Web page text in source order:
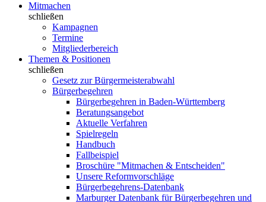
Mitmachen
schließen
Kampagnen
Termine
Mitgliederbereich
Themen & Positionen
schließen
Gesetz zur Bürgermeisterabwahl
Bürgerbegehren
Bürgerbegehren in Baden-Württemberg
Beratungsangebot
Aktuelle Verfahren
Spielregeln
Handbuch
Fallbeispiel
Broschüre "Mitmachen & Entscheiden"
Unsere Reformvorschläge
Bürgerbegehrens-Datenbank
Marburger Datenbank für Bürgerbegehren und